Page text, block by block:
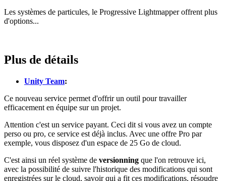
Les systèmes de particules, le Progressive Lightmapper offrent plus
d'options...
Plus de détails
Unity Team:
Ce nouveau service permet d'offrir un outil pour travailler
efficacement en équipe sur un projet.
Attention c'est un service payant. Ceci dit si vous avez un compte
perso ou pro, ce service est déjà inclus. Avec une offre Pro par
exemple, vous disposez d'un espace de 25 Go de cloud.
C'est ainsi un réel système de versionning que l'on retrouve ici,
avec la possibilité de suivre l'historique des modifications qui sont
enregistrées sur le cloud, savoir qui a fit ces modifications, résoudre